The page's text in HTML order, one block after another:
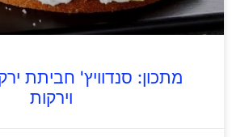
מתכון: סנדוויץ' חביתת
וירקות